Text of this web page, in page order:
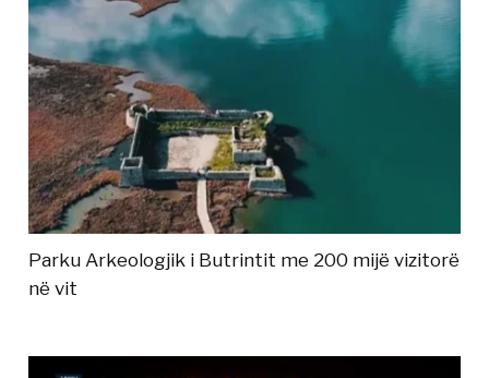
Parku Arkeologjik i Butrintit me 200 mijë vizitorë
në vit